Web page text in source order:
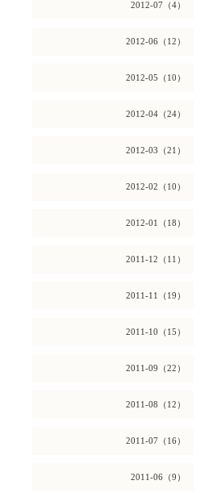
2012-07（4）
2012-06（12）
2012-05（10）
2012-04（24）
2012-03（21）
2012-02（10）
2012-01（18）
2011-12（11）
2011-11（19）
2011-10（15）
2011-09（22）
2011-08（12）
2011-07（16）
2011-06（9）